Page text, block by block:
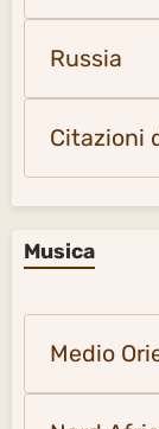
Russia
Citazioni
Musica
Medio